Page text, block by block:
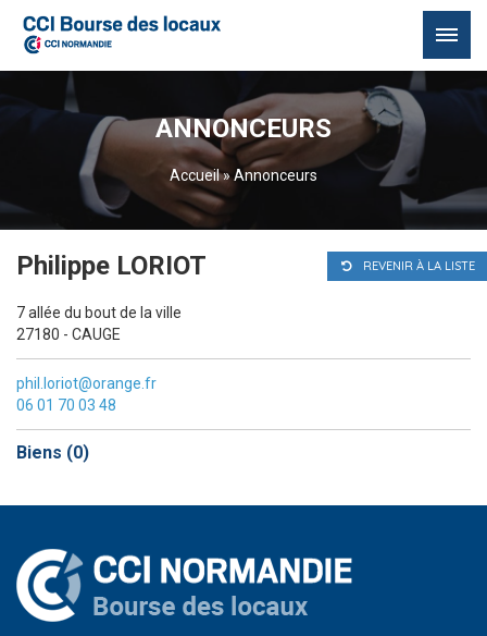
ANNONCEURS
Accueil»Annonceurs
REVENIR À LA LISTE
Philippe LORIOT
7 allée du bout de la ville
27180 - CAUGE
phil.loriot@orange.fr
06 01 70 03 48
Biens (0)